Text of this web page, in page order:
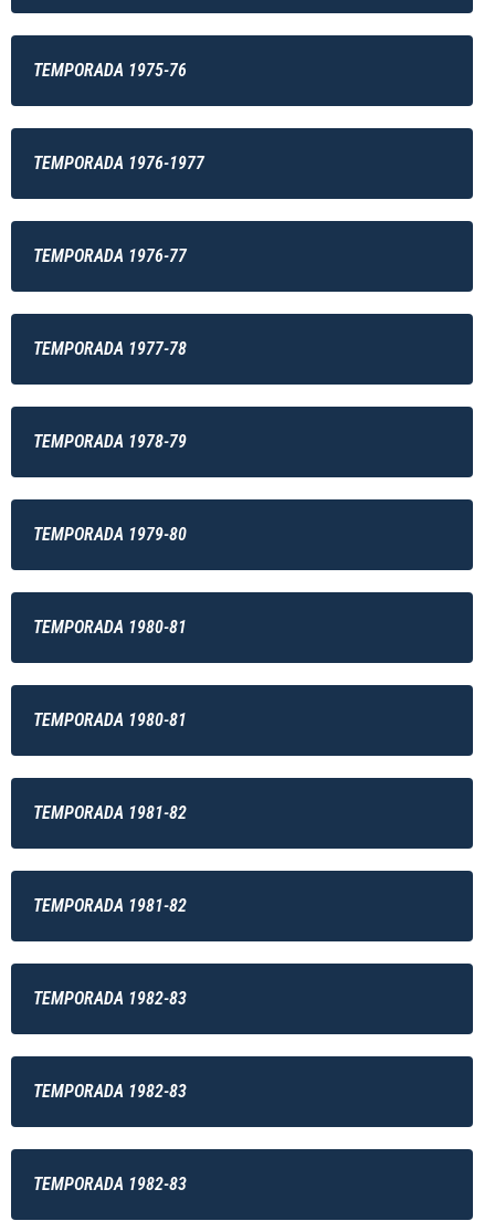
TEMPORADA 1975-76
TEMPORADA 1976-1977
TEMPORADA 1976-77
TEMPORADA 1977-78
TEMPORADA 1978-79
TEMPORADA 1979-80
TEMPORADA 1980-81
TEMPORADA 1980-81
TEMPORADA 1981-82
TEMPORADA 1981-82
TEMPORADA 1982-83
TEMPORADA 1982-83
TEMPORADA 1982-83